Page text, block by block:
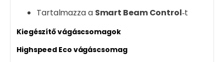
Tartalmazza a Smart Beam Control‑t
Kiegészítő vágáscsomagok
Highspeed Eco vágáscsomag